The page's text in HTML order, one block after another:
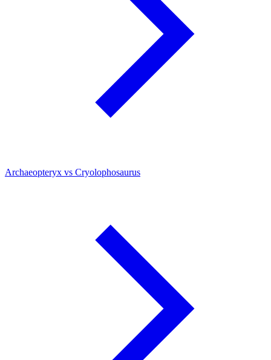
Archaeopteryx vs Cryolophosaurus